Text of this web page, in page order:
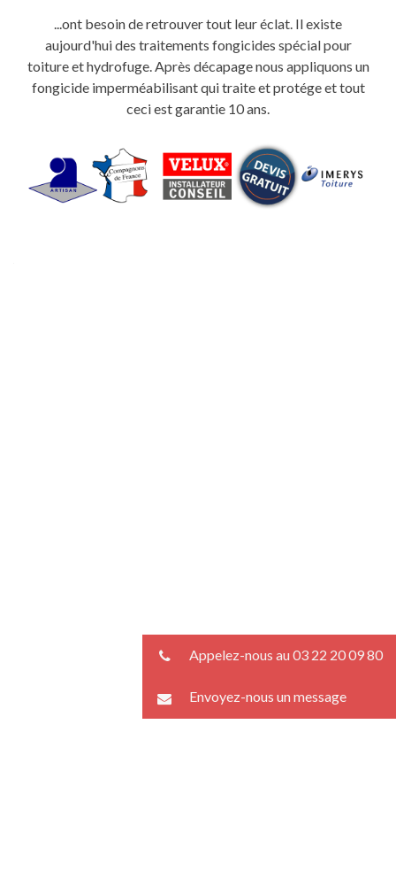
...ont besoin de retrouver tout leur éclat. Il existe
aujourd'hui des traitements fongicides spécial pour
toiture et hydrofuge. Après décapage nous appliquons un
fongicide imperméabilisant qui traite et protége et tout
ceci est garantie 10 ans.
Appelez-nous au 03 22 20 09 80
Envoyez-nous un message